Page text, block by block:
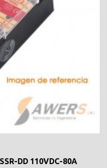
DD 110VDC-80A